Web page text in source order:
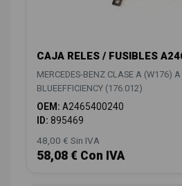
CAJA RELES / FUSIBLES
MERCEDES-BENZ CLASE A (W176)
BLUEEFFICIENCY (176.012)
OEM: A2465400240
ID: 895469
48,00 € Sin IVA
58,08 € Con IVA